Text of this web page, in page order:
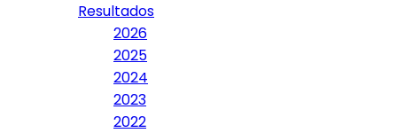
Resultados
2026
2025
2024
2023
2022